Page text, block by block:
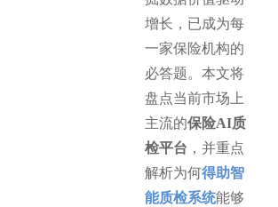
增长，已成为每
一家保险机构的
必答题。本文将
盘点当前市场上
主流的保险AI质
检平台 ，并重点
解析为何得助智
能质检系统能够